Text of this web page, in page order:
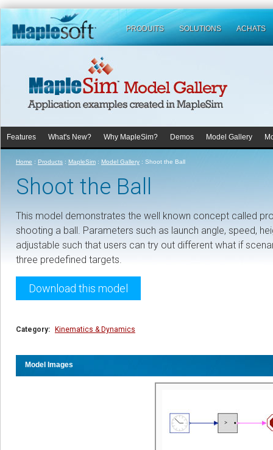
PRODUITS SOLUTIONS ACHATS
Features What's New? Why MapleSim? Demos Model Gallery
Home : Products : MapleSim : Model Gallery : Shoot the Ball
Shoot the Ball
This model demonstrates the well known concept called
shooting a ball. Parameters such as launch angle, speed,
adjustable such that users can try out different what if
three predefined targets.
Download this model
Category: Kinematics & Dynamics
Model Images